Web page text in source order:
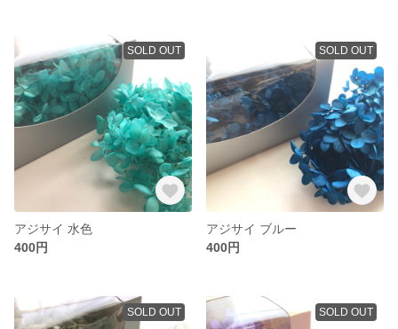
SOLD OUT
アジサイ 水色
400円
SOLD OUT
アジサイ ブルー
400円
SOLD OUT SOLD OUT